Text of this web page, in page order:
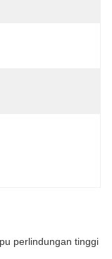
perlindungan tinggi